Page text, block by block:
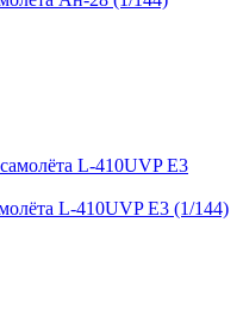
L-410UVP E3 (1/144)